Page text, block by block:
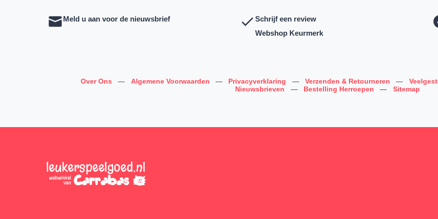
Meld u aan voor de nieuwsbrief
Schrijf een review
Webshop Keurmerk
Over Ons — Algemene Voorwaarden — Privacyverklaring — Verzenden & Retourneren —
Nieuwsbrieven
— Bestelling Herroepen — Sitemap